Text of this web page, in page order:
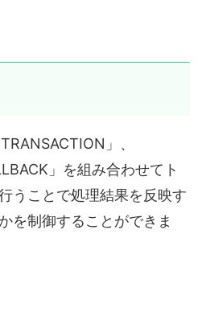
」、
」を組み合わせてト
うことで処理結果を反映す
を制御することができま